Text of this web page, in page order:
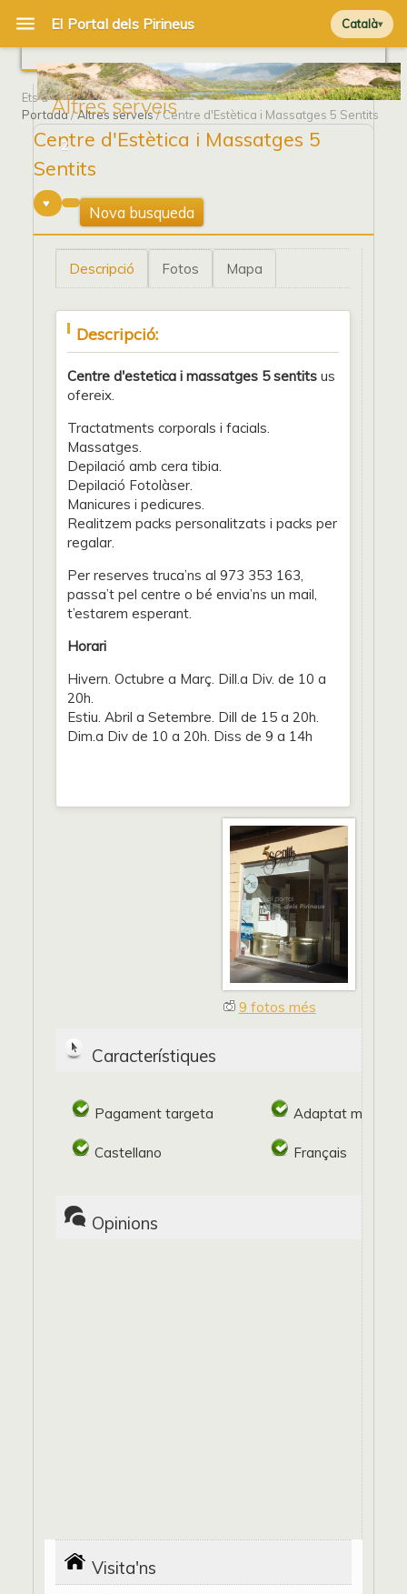
Català
Altres serveis
Ets a
Portada/Altres serveis/ Centre d'Estètica i Massatges 5 Sentits
Centre d'Estètica i Massatges 5
Sentits
2
Nova busqueda
Descripció Fotos Mapa
Descripció:
Centre d'estetica i massatges 5 sentits us
ofereix.
Tractatments corporals i facials.
Massatges.
Depilació amb cera tibia.
Depilació Fotolàser.
Manicures i pedicures.
Realitzem packs personalitzats i packs per
regalar.
Per reserves truca’ns al 973 353 163,
passa’t pel centre o bé envia’ns un mail,
t’estarem esperant.
Horari
Hivern. Octubre a Març. Dill.a Div. de 10 a
20h.
Estiu. Abril a Setembre. Dill de 15 a 20h.
Dim.a Div de 10 a 20h. Diss de 9 a 14h
9 fotos més
Característiques
Pagament targeta Adaptat
Castellano Français
Opinions
Visita'ns